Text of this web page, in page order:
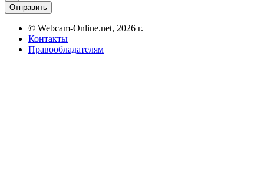
Отправить
© Webcam-Online.net, 2026 г.
Контакты
Правообладателям